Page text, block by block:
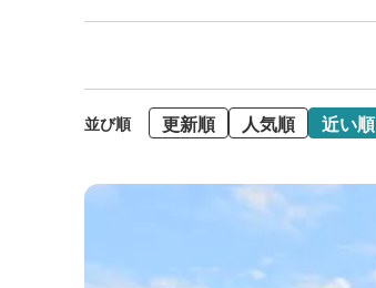
並び順 更新順 人気順 近い順